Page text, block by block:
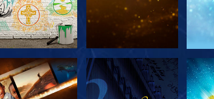
ΤΗ
ΕΞΕΡΕΥΝΗΣΤΕ ΤΗ